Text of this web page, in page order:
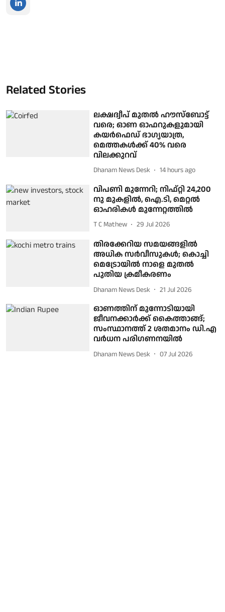
Related Stories
ലക്ഷദ്വീപ് മുതൽ ഹൗസ്‌ബോട്ട്
വരെ; ഓണ ഓഫറുകളുമായി
കയർഫെഡ് ഭാഗ്യയാത്ര,
മെത്തകൾക്ക് 40% വരെ
വിലക്കുറവ്
Dhanam News Desk 14 hours ago
വിപണി മുന്നേറി; നിഫ്റ്റി 24,200
നു മുകളിൽ, ഐ.ടി, മെറ്റല്‍‌
ഓഹരികള്‍ മുന്നേറ്റത്തില്‍
T C Mathew 29 Jul 2026
തിരക്കേറിയ സമയങ്ങളിൽ
അധിക സർവീസുകൾ; കൊച്ചി
മെട്രോയിൽ നാളെ മുതൽ
പുതിയ ക്രമീകരണം
Dhanam News Desk 21 Jul 2026
ഓണത്തിന് മുന്നോടിയായി
ജീവനക്കാര്‍ക്ക് കൈത്താങ്ങ്;
സംസ്ഥാനത്ത് 2 ശതമാനം ഡി.എ
വര്‍ധന പരിഗണനയില്‍
Dhanam News Desk 07 Jul 2026